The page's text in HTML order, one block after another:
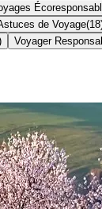
de Voyage(18
Voyager